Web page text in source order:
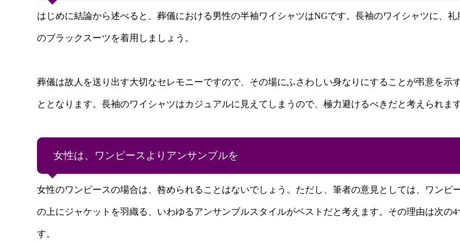
はじめに結論から述べると、葬儀における男性の半袖ワイシャツはNGです。長袖のワイシャツに、礼
のブラックスーツを着用しましょう。
葬儀は故人を送り出す大切なセレモニーですので、その場にふさわしい身なりにすることが弔意を示
ととなります。長袖のワイシャツはカジュアルに見えてしまうので、極力避けるべきだと考えられます
女性は、ワンピースよりアンサンブルを
女性のワンピースの場合は、咎められることはないでしょう。ただし、筆者の意見としては、ワンピ
の上にジャケットを羽織る、いわゆるアンサンブルスタイルがベストだと考えます。その理由は次の4
す。